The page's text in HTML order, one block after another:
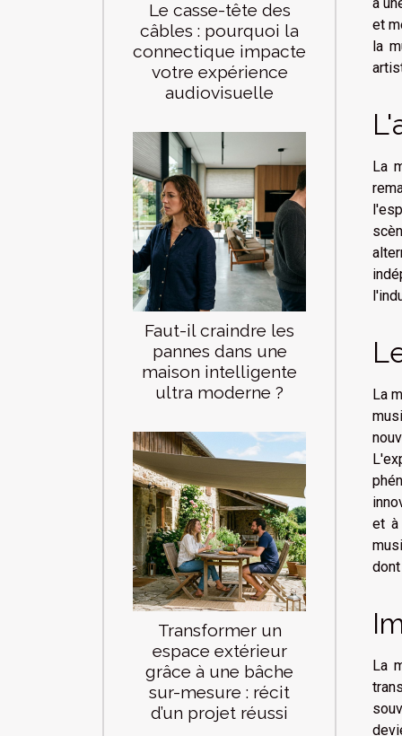
Le casse-tête des
câbles : pourquoi la
connectique impacte
votre expérience
audiovisuelle
Faut-il craindre les
pannes dans une
maison intelligente
ultra moderne ?
Transformer un
espace extérieur
grâce à une bâche
sur-mesure : récit
d’un projet réussi
et
la
La
La
et à
La